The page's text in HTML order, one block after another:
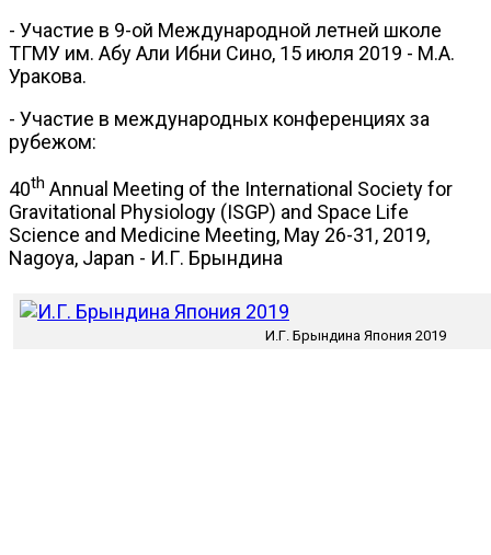
- Участие в 9-ой Международной летней школе
ТГМУ им. Абу Али Ибни Сино, 15 июля 2019 - М.А.
Уракова.
- Участие в международных конференциях за
рубежом:
40th Annual Meeting of the International Society for
Gravitational Physiology (ISGP) and Space Life
Science and Medicine Meeting, May 26-31, 2019,
Nagoya, Japan - И.Г. Брындина
И.Г. Брындина Япония 2019